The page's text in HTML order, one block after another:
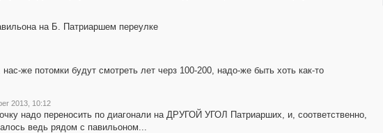
на Б. Патриаршем переулке
же потомки будут смотреть лет черз 100-200, надо-же быть хоть как-то
2013, 10:12
надо переносить по диагонали на ДРУГОЙ УГОЛ Патриарших, и, соответственно,
ведь рядом с павильоном...